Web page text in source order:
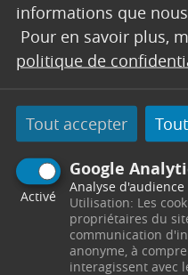
informations que
Pour en savoir plus,
politique de
Tout accepter
Google
Activé
Analyse d'audience
Utilisation: Les
propriétaires du
communication
anonyme, à
interagissent avec